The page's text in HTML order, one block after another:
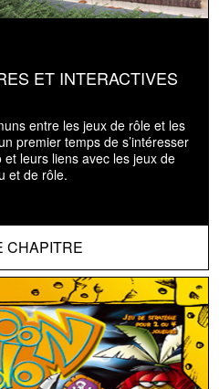
ET INTERACTIVES
entre les jeux de rôle et les
premier temps de s’intéresser
et leurs liens avec les jeux de
et de rôle.
CHAPITRE